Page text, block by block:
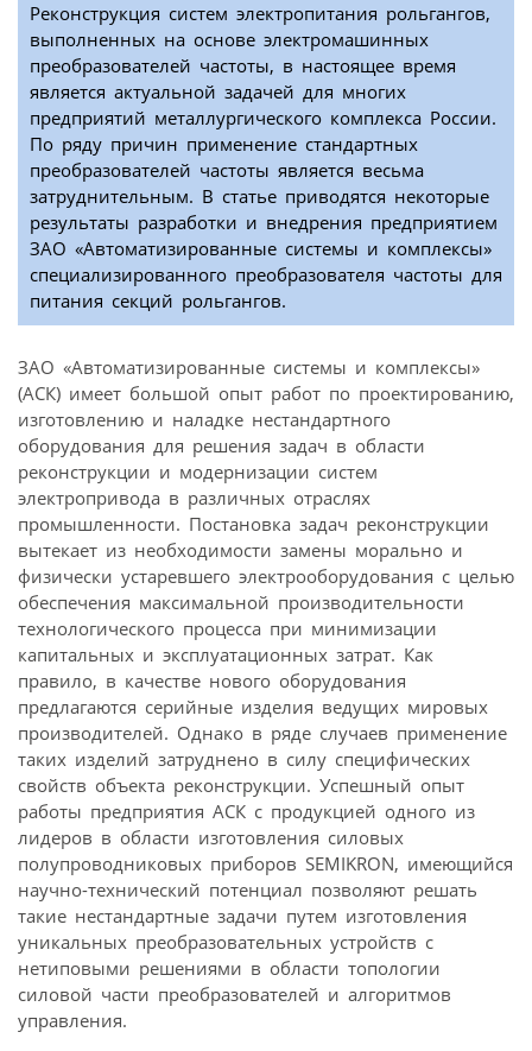
Реконструкция систем электропитания рольгангов,
выполненных на основе электромашинных
преобразователей частоты, в настоящее время
является актуальной задачей для многих
предприятий металлургического комплекса России.
По ряду причин применение стандартных
преобразователей частоты является весьма
затруднительным. В статье приводятся некоторые
результаты разработки и внедрения предприятием
ЗАО «Автоматизированные системы и комплексы»
специализированного преобразователя частоты для
питания секций рольгангов.
ЗАО «Автоматизированные системы и комплексы»
(АСК) имеет большой опыт работ по проектированию,
изготовлению и наладке нестандартного
оборудования для решения задач в области
реконструкции и модернизации систем
электропривода в различных отраслях
промышленности. Постановка задач реконструкции
вытекает из необходимости замены морально и
физически устаревшего электрооборудования с целью
обеспечения максимальной производительности
технологического процесса при минимизации
капитальных и эксплуатационных затрат. Как
правило, в качестве нового оборудования
предлагаются серийные изделия ведущих мировых
производителей. Однако в ряде случаев применение
таких изделий затруднено в силу специфических
свойств объекта реконструкции. Успешный опыт
работы предприятия АСК с продукцией одного из
лидеров в области изготовления силовых
полупроводниковых приборов SEMIKRON, имеющийся
научно-технический потенциал позволяют решать
такие нестандартные задачи путем изготовления
уникальных преобразовательных устройств с
нетиповыми решениями в области топологии
силовой части преобразователей и алгоритмов
управления.